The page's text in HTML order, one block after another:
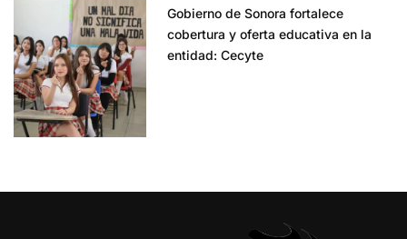
Gobierno de Sonora fortalece
cobertura y oferta educativa en la
entidad: Cecyte